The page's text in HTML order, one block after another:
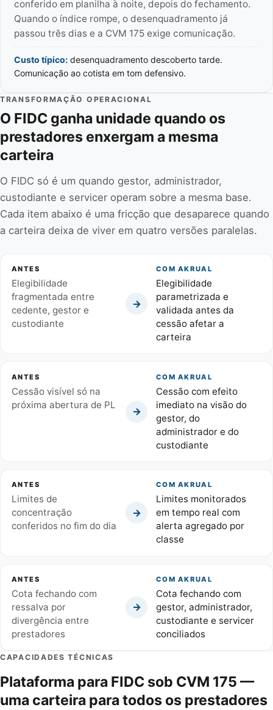
conferido em planilha à noite, depois do fechamento.
Quando o índice rompe, o desenquadramento já
passou três dias e a CVM 175 exige comunicação.
Custo típico: desenquadramento descoberto tarde.
Comunicação ao cotista em tom defensivo.
TRANSFORMAÇÃO OPERACIONAL
O FIDC ganha unidade quando os
prestadores enxergam a mesma
carteira
O FIDC só é um quando gestor, administrador,
custodiante e servicer operam sobre a mesma base.
Cada item abaixo é uma fricção que desaparece quando
a carteira deixa de viver em quatro versões paralelas.
ANTES
Elegibilidade
fragmentada entre
cedente, gestor e
custodiante
→
COM AKRUAL
Elegibilidade
parametrizada e
validada antes da
cessão afetar a
carteira
ANTES
Cessão visível só na
próxima abertura de PL
→
COM AKRUAL
Cessão com efeito
imediato na visão do
gestor, do
administrador e do
custodiante
ANTES
Limites de
concentração
conferidos no fim do dia
→
COM AKRUAL
Limites monitorados
em tempo real com
alerta agregado por
classe
ANTES
Cota fechando com
ressalva por
divergência entre
prestadores
→
COM AKRUAL
Cota fechando com
gestor, administrador,
custodiante e servicer
conciliados
CAPACIDADES TÉCNICAS
Plataforma para FIDC sob CVM 175 —
uma carteira para todos os prestadores